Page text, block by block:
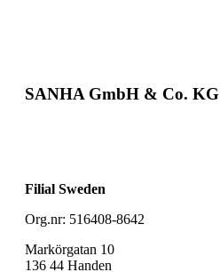
SANHA GmbH & Co. KG
Filial Sweden
Org.nr: 516408-8642
Markörgatan 10
136 44 Handen